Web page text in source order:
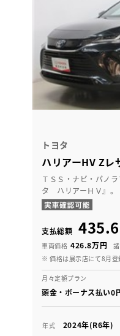
トヨタ
ハリアーHV Zレ
ＴＳＳ・ナビ・パノ
タ ハリアーＨＶ』。
支払総額 435.6
車両価格 426.8万円
※ 価格は展示店にて8月登
月々定額プラン
頭金・ボーナス払い
年式 2024年(R6年)